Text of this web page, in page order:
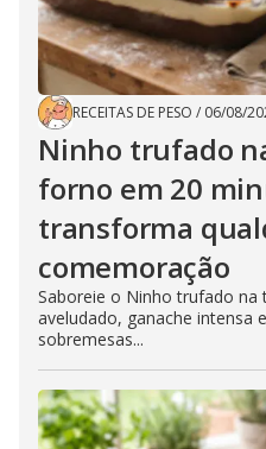
RECEITAS DE PESO / 06/08/
Ninho trufado
forno em 20
transforma
comemoração
Saboreie o Ninho trufado na
aveludado, ganache intensa
sobremesas...